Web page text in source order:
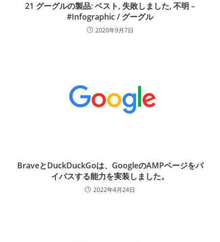
21 グーグルの製品: ベスト, 失敗しました, 不明 –
#Infographic / グーグル
2020年9月7日
BraveとDuckDuckGoは、GoogleのAMPページをバ
イパスする能力を実装しました。
2022年4月24日